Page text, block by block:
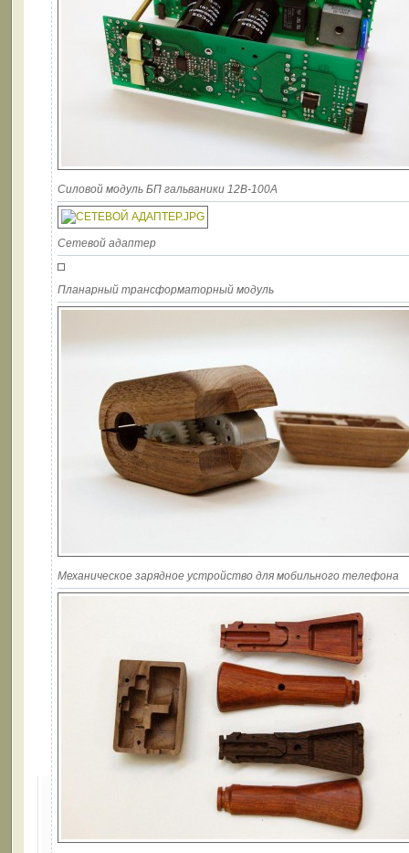
Силовой модуль БП гальваники 12В-100А
Сетевой адаптер
Планарный трансформаторный модуль
Механическое зарядное устройство для мобильного телефона